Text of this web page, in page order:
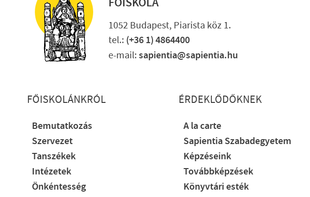
FŐISKOLA
1052 Budapest, Piarista köz 1.
tel.: (+36 1) 4864400
e-mail:sapientia@sapientia.hu
Lábléc részletes
FŐISKOLÁNKRÓL
Bemutatkozás
Szervezet
Tanszékek
Intézetek
Önkéntesség
ÉRDEKLŐDŐKNEK
A la carte
Sapientia Szabadegyetem
Képzéseink
Továbbképzések
Könyvtári esték